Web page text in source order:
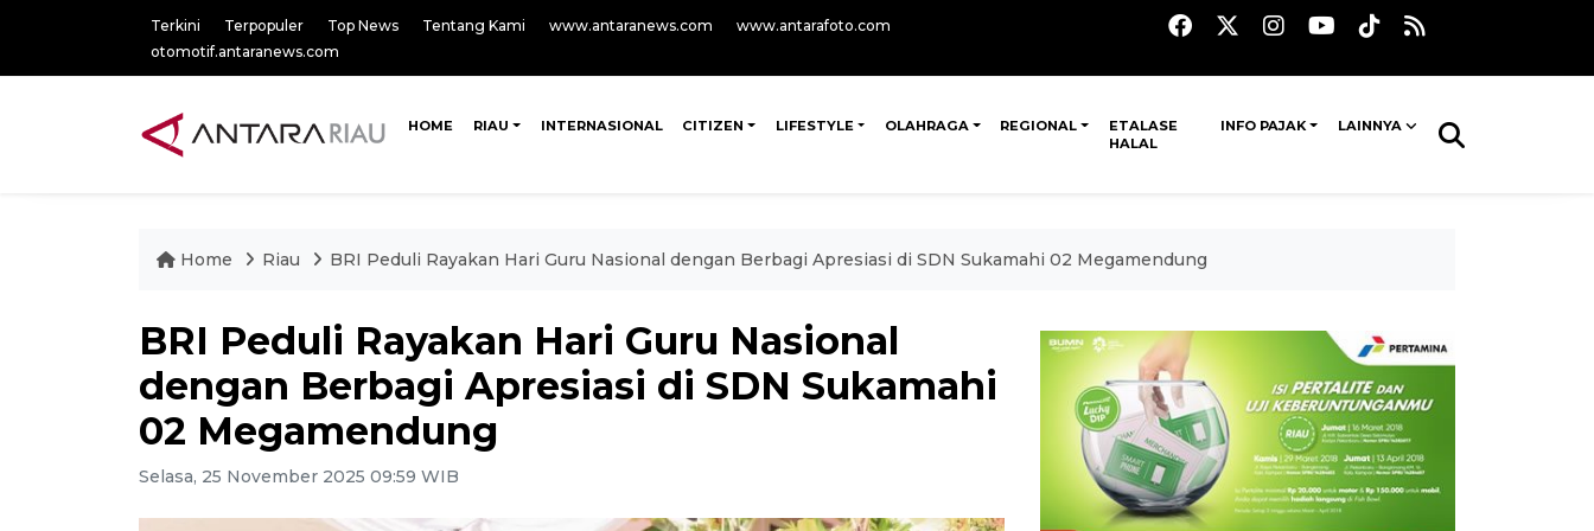
Terkini Terpopuler Top News Tentang Kami www.antaranews.com
www.antarafoto.com
otomotif.antaranews.com
HOME RIAU INTERNASIONAL CITIZEN LIFESTYLE OLAHRAGA REGIONAL
ETALASE
HALAL
INFO PAJAK LAINNYA
Home Riau BRI Peduli Rayakan Hari Guru Nasional dengan Berbagi Apresiasi di SDN Sukamahi 02 Megamendung
BRI Peduli Rayakan Hari Guru Nasional
dengan Berbagi Apresiasi di SDN Sukamahi
02 Megamendung
Selasa, 25 November 2025 09:59 WIB